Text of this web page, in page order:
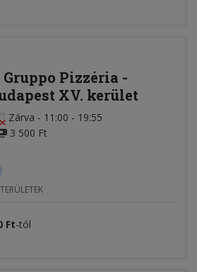
Pizzéria -
XV. kerület
Zárva - 11:00 - 19:55
3 500 Ft
Ft-tól